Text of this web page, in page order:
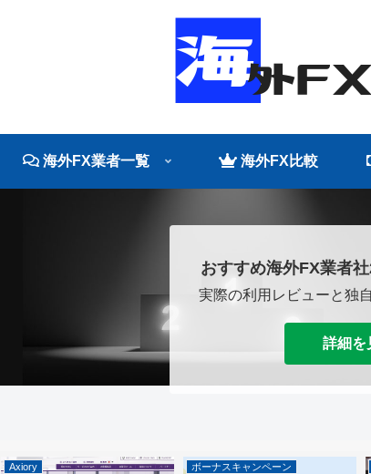
海外FX業者一覧 海外FX比較
おすすめ海外FX業者
実際の利用レビューと独
詳細を
Axiory ボーナスキャンペーン